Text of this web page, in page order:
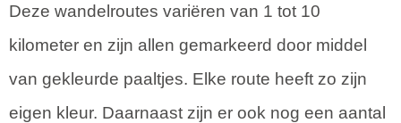
Deze wandelroutes variëren van 1 tot 10
kilometer en zijn allen gemarkeerd door middel
van gekleurde paaltjes. Elke route heeft zo zijn
eigen kleur. Daarnaast zijn er ook nog een aantal